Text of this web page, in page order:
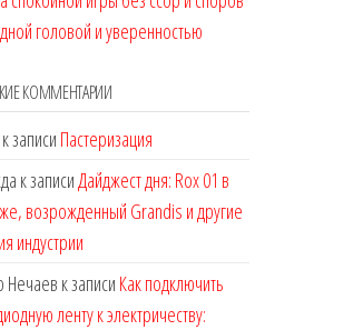
головой и уверенностью
КОММЕНТАРИИ
к записи Пастеризация
к записиДайджест дня: Rox 01 в
возрожденный Grandis и другие
индустрии
Нечаев к записи Как подключить
ленту к электричеству: